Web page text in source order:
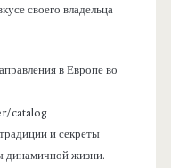
своего владельца
в Европе во
catalog
и секреты
динамичной жизни.